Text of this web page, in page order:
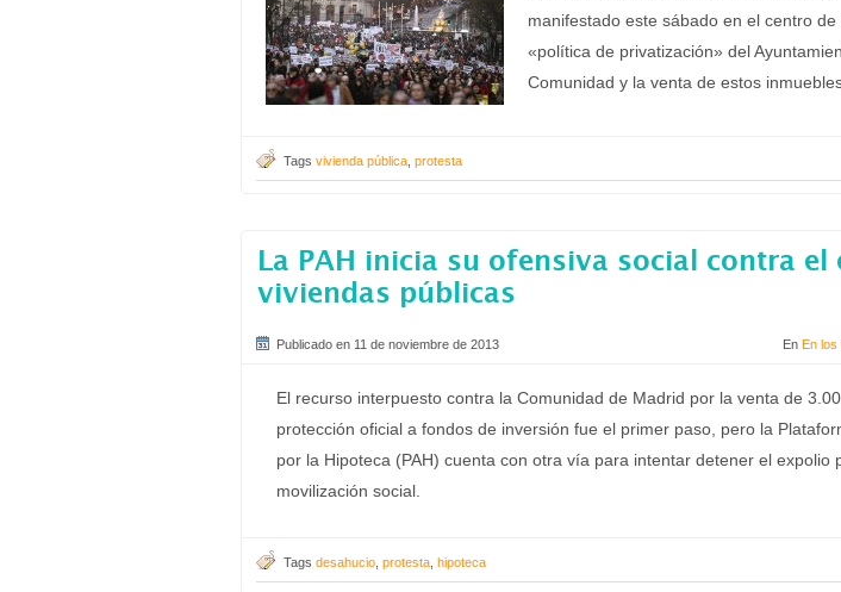
manifestado este sábado en el centro
«política de privatización» del
Comunidad y la venta de estos
Tags vivienda pública protesta
La PAH inicia su ofensiva social contra el
viviendas públicas
Publicado en 11 de noviembre de 2013 En En
El recurso interpuesto contra la Comunidad de Madrid por la venta de
protección oficial a fondos de inversión fue el primer paso, pero la
por la Hipoteca (PAH) cuenta con otra vía para intentar detener el expolio
movilización social.
Tags desahucio protesta hipoteca